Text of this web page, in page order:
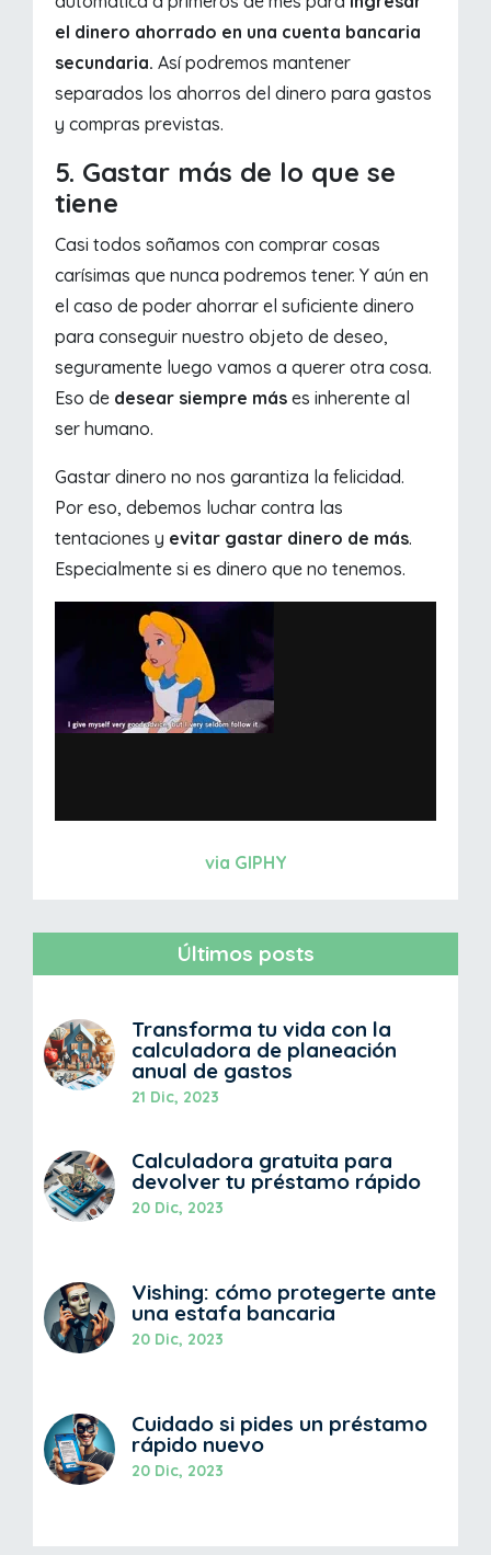
el dinero ahorrado en una cuenta bancaria
secundaria. Así podremos mantener
separados los ahorros del dinero para gastos
y compras previstas.
5. Gastar más de lo que se
tiene
Casi todos soñamos con comprar cosas
carísimas que nunca podremos tener. Y aún en
el caso de poder ahorrar el suficiente dinero
para conseguir nuestro objeto de deseo,
seguramente luego vamos a querer otra cosa.
Eso de desear siempre más es inherente al
ser humano.
Gastar dinero no nos garantiza la felicidad.
Por eso, debemos luchar contra las
tentaciones y evitar gastar dinero de más.
Especialmente si es dinero que no tenemos.
via GIPHY
Últimos posts
Transforma tu vida con la
calculadora de planeación
anual de gastos
21 Dic, 2023
Calculadora gratuita para
devolver tu préstamo rápido
20 Dic, 2023
Vishing: cómo protegerte ante
una estafa bancaria
20 Dic, 2023
Cuidado si pides un préstamo
rápido nuevo
20 Dic, 2023